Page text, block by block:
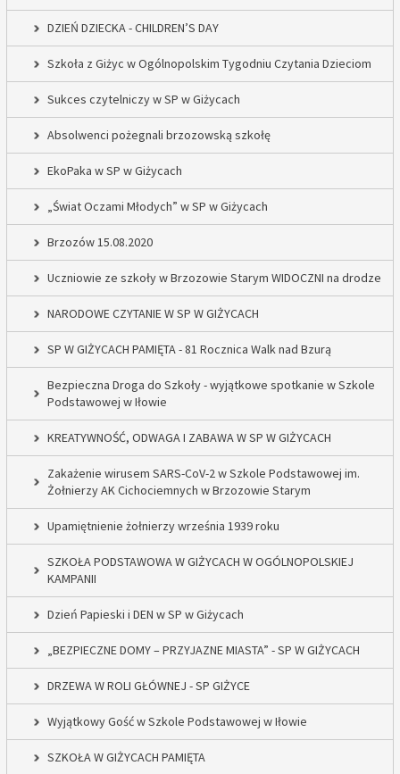
DZIEŃ DZIECKA - CHILDREN’S DAY
Szkoła z Giżyc w Ogólnopolskim Tygodniu Czytania Dzieciom
Sukces czytelniczy w SP w Giżycach
Absolwenci pożegnali brzozowską szkołę
EkoPaka w SP w Giżycach
„Świat Oczami Młodych” w SP w Giżycach
Brzozów 15.08.2020
Uczniowie ze szkoły w Brzozowie Starym WIDOCZNI na drodze
NARODOWE CZYTANIE W SP W GIŻYCACH
SP W GIŻYCACH PAMIĘTA - 81 Rocznica Walk nad Bzurą
Bezpieczna Droga do Szkoły - wyjątkowe spotkanie w Szkole
Podstawowej w Iłowie
KREATYWNOŚĆ, ODWAGA I ZABAWA W SP W GIŻYCACH
Zakażenie wirusem SARS-CoV-2 w Szkole Podstawowej im.
Żołnierzy AK Cichociemnych w Brzozowie Starym
Upamiętnienie żołnierzy września 1939 roku
SZKOŁA PODSTAWOWA W GIŻYCACH W OGÓLNOPOLSKIEJ
KAMPANII
Dzień Papieski i DEN w SP w Giżycach
„BEZPIECZNE DOMY – PRZYJAZNE MIASTA” - SP W GIŻYCACH
DRZEWA W ROLI GŁÓWNEJ - SP GIŻYCE
Wyjątkowy Gość w Szkole Podstawowej w Iłowie
SZKOŁA W GIŻYCACH PAMIĘTA